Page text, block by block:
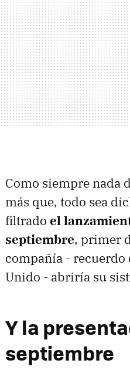
Como siempre nada
más que, todo sea
filtrado el
septiembre, primer
compañía - recuerdo
Unido - abriría su
Y la
septiembre